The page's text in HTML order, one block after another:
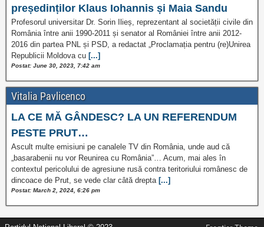
președinților Klaus Iohannis și Maia Sandu
Profesorul universitar Dr. Sorin Ilieș, reprezentant al societății civile din
România între anii 1990-2011 și senator al României între anii 2012-
2016 din partea PNL și PSD, a redactat „Proclamația pentru (re)Unirea
Republicii Moldova cu [...]
Postat: June 30, 2023, 7:42 am
Vitalia Pavlicenco
LA CE MĂ GÂNDESC? LA UN REFERENDUM
PESTE PRUT…
Ascult multe emisiuni pe canalele TV din România, unde aud că
„basarabenii nu vor Reunirea cu România”… Acum, mai ales în
contextul pericolului de agresiune rusă contra teritoriului românesc de
dincoace de Prut, se vede clar câtă drepta[...]
Postat: March 2, 2024, 6:26 pm